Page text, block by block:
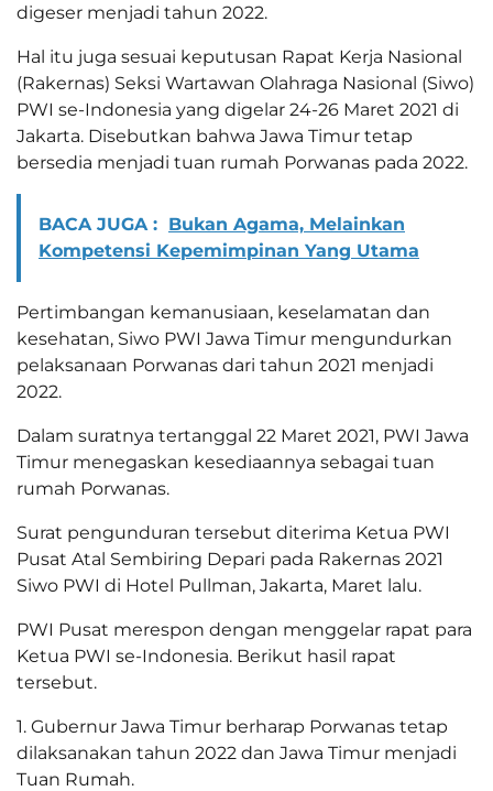
digeser menjadi tahun 2022.
Hal itu juga sesuai keputusan Rapat Kerja Nasional
(Rakernas) Seksi Wartawan Olahraga Nasional (Siwo)
PWI se-Indonesia yang digelar 24-26 Maret 2021 di
Jakarta. Disebutkan bahwa Jawa Timur tetap
bersedia menjadi tuan rumah Porwanas pada 2022.
BACA JUGA : Bukan Agama, Melainkan
Kompetensi Kepemimpinan Yang Utama
Pertimbangan kemanusiaan, keselamatan dan
kesehatan, Siwo PWI Jawa Timur mengundurkan
pelaksanaan Porwanas dari tahun 2021 menjadi
2022.
Dalam suratnya tertanggal 22 Maret 2021, PWI Jawa
Timur menegaskan kesediaannya sebagai tuan
rumah Porwanas.
Surat pengunduran tersebut diterima Ketua PWI
Pusat Atal Sembiring Depari pada Rakernas 2021
Siwo PWI di Hotel Pullman, Jakarta, Maret lalu.
PWI Pusat merespon dengan menggelar rapat para
Ketua PWI se-Indonesia. Berikut hasil rapat
tersebut.
1. Gubernur Jawa Timur berharap Porwanas tetap
dilaksanakan tahun 2022 dan Jawa Timur menjadi
Tuan Rumah.